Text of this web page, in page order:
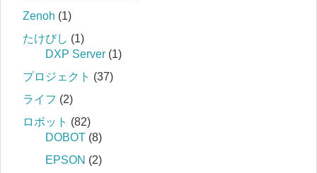
Zenoh (1)
たけびし (1)
DXP Server (1)
プロジェクト (37)
ライフ (2)
ロボット (82)
DOBOT (8)
EPSON (2)